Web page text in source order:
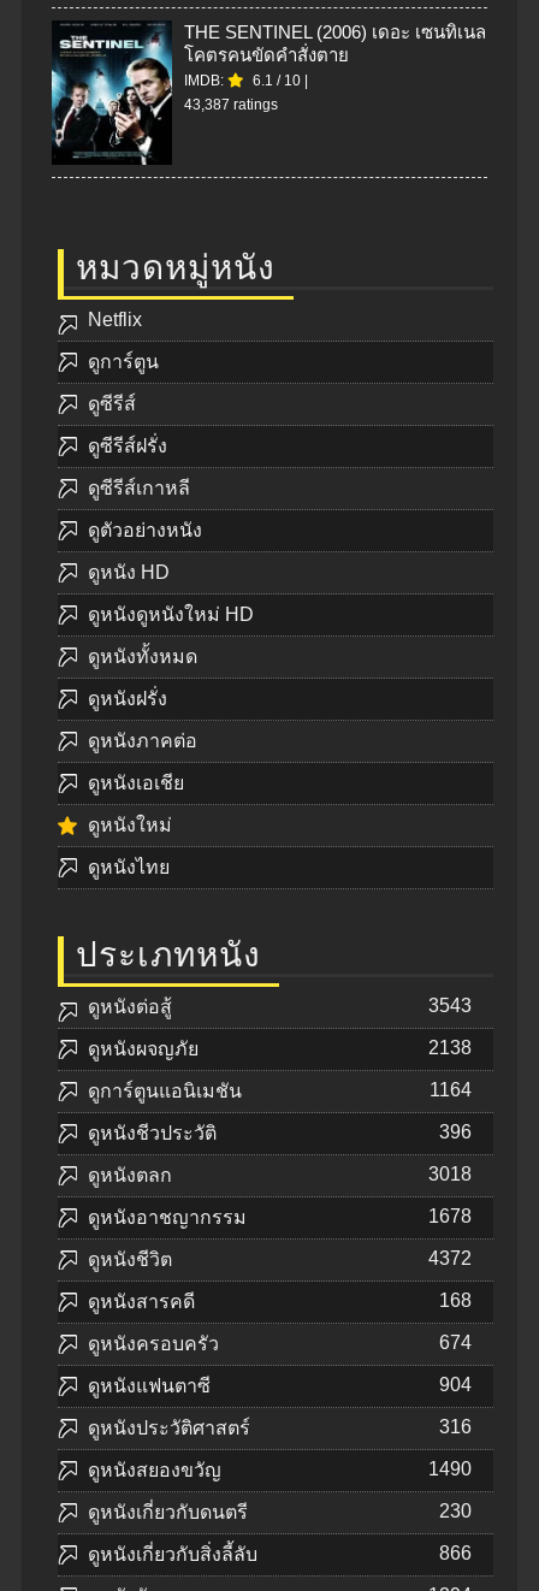
THE SENTINEL (2006) เดอะ เซนทิเนล
โคตรคนขัดคำสั่งตาย
IMDB: 6.1 / 10 |
43,387 ratings
หมวดหมู่หนัง
Netflix
ดูการ์ตูน
ดูซีรีส์
ดูซีรีส์ฝรั่ง
ดูซีรีส์เกาหลี
ดูตัวอย่างหนัง
ดูหนัง HD
ดูหนังดูหนังใหม่ HD
ดูหนังทั้งหมด
ดูหนังฝรั่ง
ดูหนังภาคต่อ
ดูหนังเอเชีย
ดูหนังใหม่
ดูหนังไทย
ประเภทหนัง
ดูหนังต่อสู้ 3543
ดูหนังผจญภัย 2138
ดูการ์ตูนแอนิเมชัน 1164
ดูหนังชีวประวัติ 396
ดูหนังตลก 3018
ดูหนังอาชญากรรม 1678
ดูหนังชีวิต 4372
ดูหนังสารคดี 168
ดูหนังครอบครัว 674
ดูหนังแฟนตาซี 904
ดูหนังประวัติศาสตร์ 316
ดูหนังสยองขวัญ 1490
ดูหนังเกี่ยวกับดนตรี 230
ดูหนังเกี่ยวกับสิ่งลี้ลับ 866